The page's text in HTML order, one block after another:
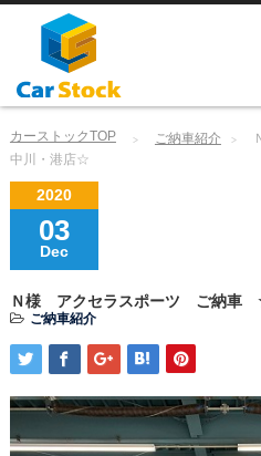
カーストックTOP ご納車紹介
中川・港店☆
2020
03
Dec
Ｎ様 アクセラスポーツ ご納車
ご納車紹介